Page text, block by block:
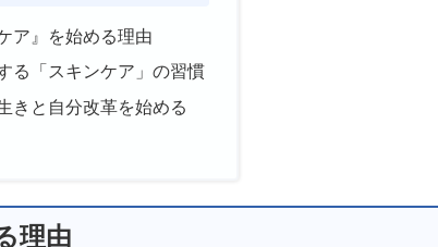
ア』を始める理由
る「スキンケア」の習慣
きと自分改革を始める
理由